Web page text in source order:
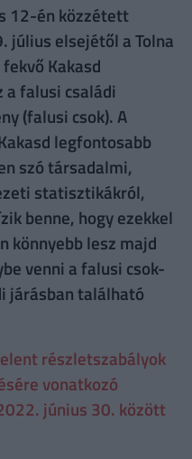
12-én közzétett
elsejétől a Tolna
Kakasd
falusi családi
(falusi csok). A
legfontosabb
szó társadalmi,
statisztikákról,
benne, hogy ezekkel
könnyebb lesz majd
venni a falusi csok-
járásban található
részletszabályok
vonatkozó
június 30. között